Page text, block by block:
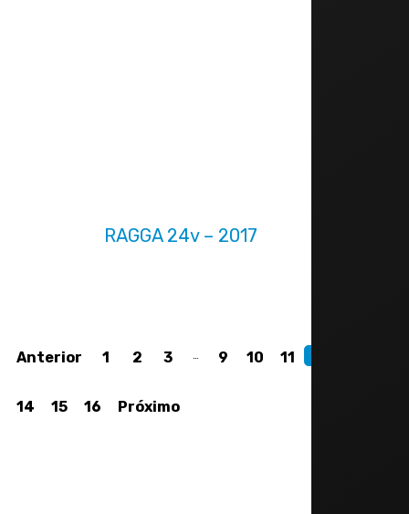
RAGGA 24v – 2017
Anterior 1 2 3 9 10 11 12
14
15 16 Próximo